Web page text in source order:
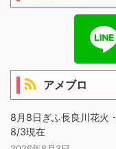
アメブロ
8月8日ぎふ長良川花火
8/3現在